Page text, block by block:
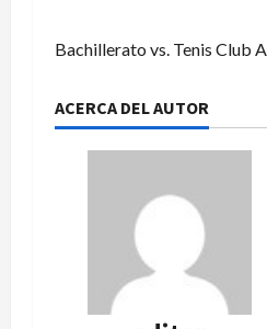
Bachillerato vs. Tenis Club A
ACERCA DEL AUTOR